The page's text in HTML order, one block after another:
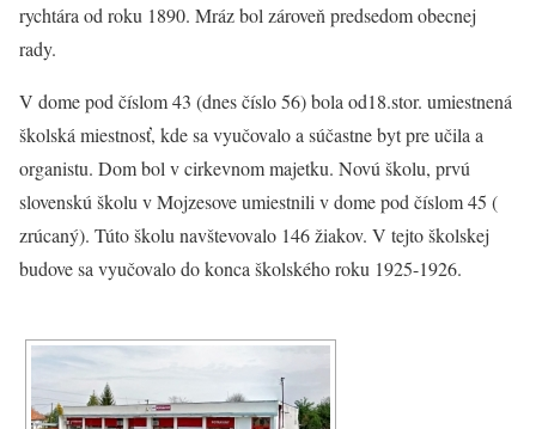
rychtára od roku 1890. Mráz bol zároveň predsedom obecnej
rady.
V dome pod číslom 43 (dnes číslo 56) bola od18.stor. umiestnená
školská miestnosť, kde sa vyučovalo a súčastne byt pre učila a
organistu. Dom bol v cirkevnom majetku. Novú školu, prvú
slovenskú školu v Mojzesove umiestnili v dome pod číslom 45 (
zrúcaný). Túto školu navštevovalo 146 žiakov. V tejto školskej
budove sa vyučovalo do konca školského roku 1925-1926.